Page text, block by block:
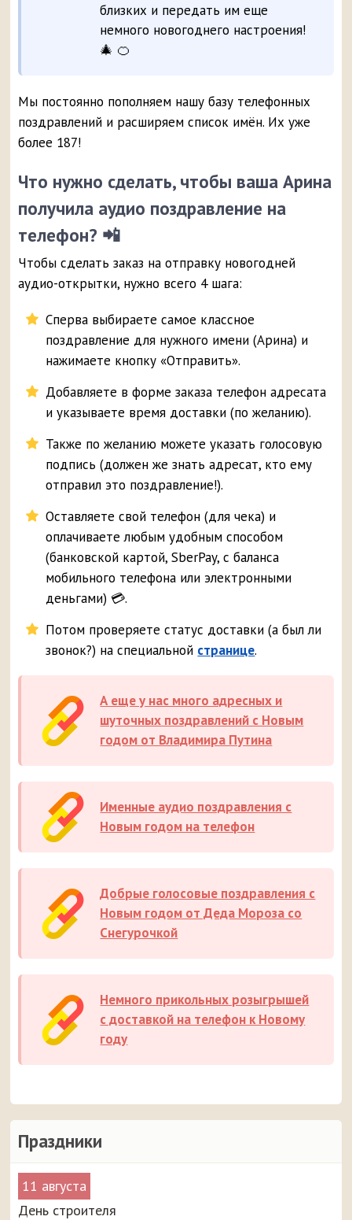
Праздники
11 августа
День строителя
близких и передать им еще
немного новогоднего настроения!
🎄 🍊
Мы постоянно пополняем нашу базу телефонных
поздравлений и расширяем список имён. Их уже
более 187!
Что нужно сделать, чтобы ваша Арина
получила аудио поздравление на
телефон? 📲
Чтобы сделать заказ на отправку новогодней
аудио-открытки, нужно всего 4 шага:
Сперва выбираете самое классное
поздравление для нужного имени (Арина) и
нажимаете кнопку «Отправить».
Добавляете в форме заказа телефон адресата
и указываете время доставки (по желанию).
Также по желанию можете указать голосовую
подпись (должен же знать адресат, кто ему
отправил это поздравление!).
Оставляете свой телефон (для чека) и
оплачиваете любым удобным способом
(банковской картой, SberPay, с баланса
мобильного телефона или электронными
деньгами) 💳.
Потом проверяете статус доставки (а был ли
звонок?) на специальной странице.
А еще у нас много адресных и
шуточных поздравлений с Новым
годом от Владимира Путина
Именные аудио поздравления с
Новым годом на телефон
Добрые голосовые поздравления с
Новым годом от Деда Мороза со
Снегурочкой
Немного прикольных розыгрышей
с доставкой на телефон к Новому
году